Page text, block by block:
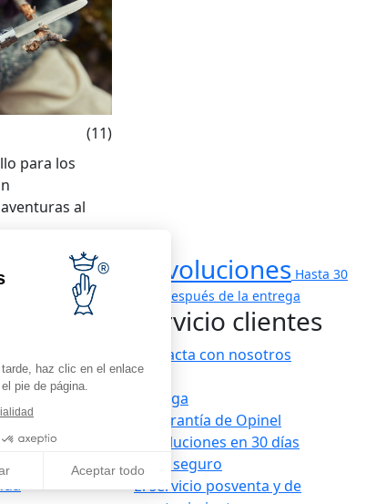
haz clic en el enlace
pie de página.
Aceptar todo
Personaliza tus Opciones
(11)
para los
al
A todo el
Devoluciones Hasta 30
días después de la entrega
en el
Servicio clientes
Contacta con nosotros
FAQ
Entrega
La garantía de Opinel
Devoluciones en 30 días
Pago seguro
El servicio posventa y de